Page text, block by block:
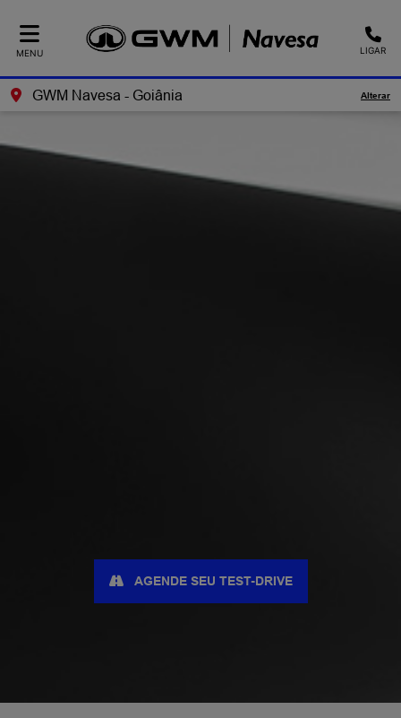
MENU LIGAR
GWM Navesa - Goiânia Alterar
AGENDE SEU TEST-DRIVE